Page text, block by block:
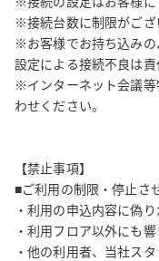
※接続台数に制限がござ
※お客様でお持ち込み
設定による接続不良は責
※インターネット会議
わせください。
【禁止事項】
■ご利用の制限・停止さ
・利用の申込内容に偽り
・利用フロア以外にも
・他の利用者、当社ス